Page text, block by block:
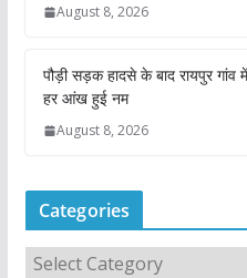
August 8, 2026
पौड़ी सड़क हादसे के बाद रायपुर
हर आंख हुई नम
August 8, 2026
Categories